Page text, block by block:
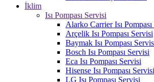
İklim
Isı Pompası Servisi
Alarko Carrier Isı
Arçelik Isı Pompası Servisi
Baymak Isı Pompası
Bosch Isı Pompası Servisi
Eca Isı Pompası Servisi
Hisense Isı Pompası Servisi
LG Isı Pompası Servisi